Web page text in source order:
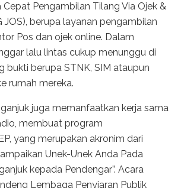
Cepat Pengambilan Tilang Via Ojek &
JOS), berupa layanan pengambilan
Pos dan ojek online. Dalam
lalu lintas cukup menunggu di
bukti berupa STNK, SIM ataupun
rumah mereka.
juga memanfaatkan kerja sama
membuat program
yang merupakan akronim dari
Unek-Unek Anda Pada
kepada Pendengar”. Acara
Lembaga Penyiaran Publik